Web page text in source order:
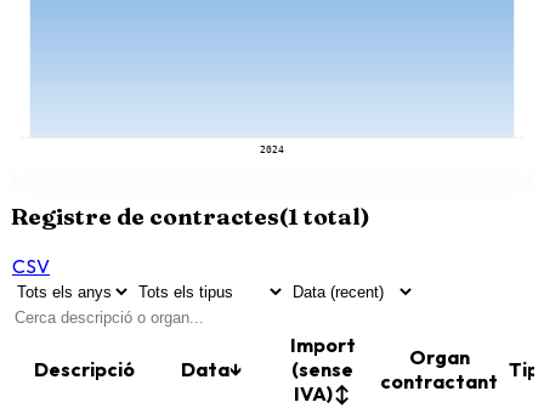
2024
Registre de contractes(1total)
CSV
Descripció Data↓
Import
(sense
IVA)↕
Organ
contractant